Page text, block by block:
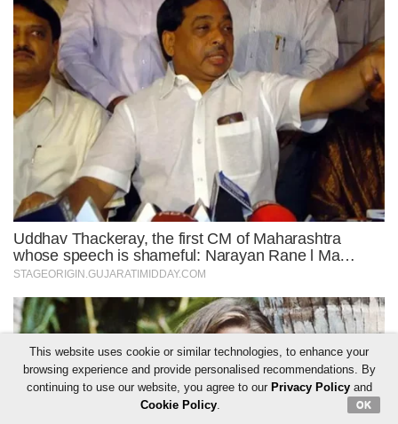
This website uses cookie or similar technologies, to enhance your
browsing experience and provide personalised recommendations. By
continuing to use our website, you agree to our Privacy Policyand
Cookie Policy. OK